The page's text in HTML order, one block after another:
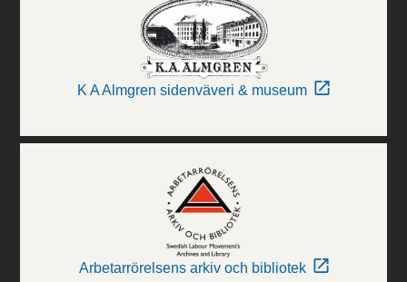
K A Almgren sidenväveri & museum
Arbetarrörelsens arkiv och bibliotek